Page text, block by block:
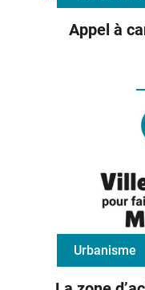
Appel à
Urbanisme